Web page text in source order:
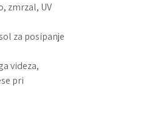
zmrzal, UV
za posipanje
videza,
pri